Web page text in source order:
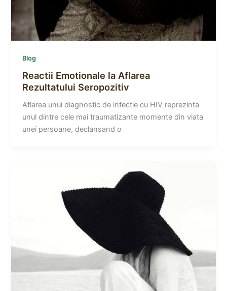
Blog
Reactii Emotionale la Aflarea
Rezultatului Seropozitiv
Aflarea unui diagnostic de infectie cu HIV reprezinta
unul dintre cele mai traumatizante momente din viata
unei persoane, declansand o